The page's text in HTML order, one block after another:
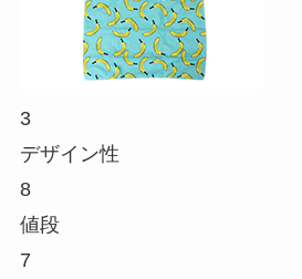
3
デザイン性
8
値段
7